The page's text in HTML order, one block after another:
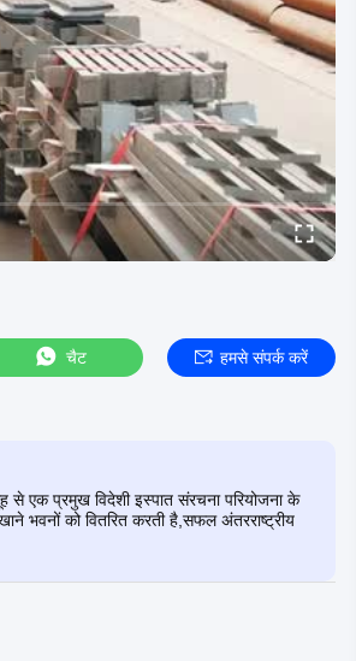
चैट हमसे संपर्क करें
से एक प्रमुख विदेशी इस्पात संरचना परियोजना के
भवनों को वितरित करती है,सफल अंतरराष्ट्रीय